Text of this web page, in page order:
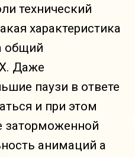
технический
характеристика
общий
Даже
паузи в ответе
и при этом
анимаций а